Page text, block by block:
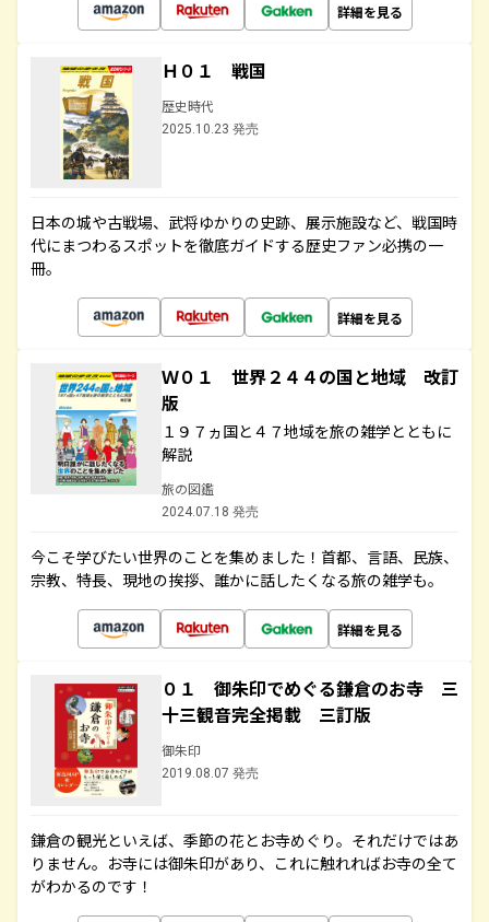
詳細を見る
Ｈ０１ 戦国
歴史時代
2025.10.23 発売
日本の城や古戦場、武将ゆかりの史跡、展示施設など、戦国時
代にまつわるスポットを徹底ガイドする歴史ファン必携の一
冊。
詳細を見る
Ｗ０１ 世界２４４の国と地域 改訂
版
１９７ヵ国と４７地域を旅の雑学とともに
解説
旅の図鑑
2024.07.18 発売
今こそ学びたい世界のことを集めました！首都、言語、民族、
宗教、特長、現地の挨拶、誰かに話したくなる旅の雑学も。
詳細を見る
０１ 御朱印でめぐる鎌倉のお寺 三
十三観音完全掲載 三訂版
御朱印
2019.08.07 発売
鎌倉の観光といえば、季節の花とお寺めぐり。それだけではあ
りません。お寺には御朱印があり、これに触れればお寺の全て
がわかるのです！